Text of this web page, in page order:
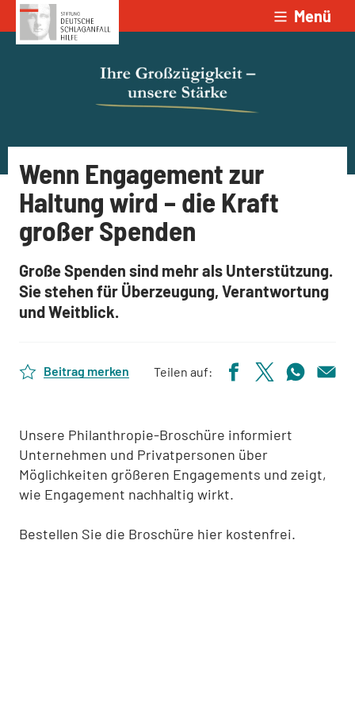
Zum Inhalt springen Menü
Wenn Engagement zur
Haltung wird – die Kraft
großer Spenden
Große Spenden sind mehr als Unterstützung.
Sie stehen für Überzeugung, Verantwortung
und Weitblick.
Beitrag merken Teilen auf:
Unsere Philanthropie-Broschüre informiert
Unternehmen und Privatpersonen über
Möglichkeiten größeren Engagements und zeigt,
wie Engagement nachhaltig wirkt.
Bestellen Sie die Broschüre hier kostenfrei.